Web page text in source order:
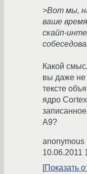
>Вот мы,
ваше
скайп-
Какой
вы даже не
тексте
ядро
A9?
anonymous
10.06.2011
Показать